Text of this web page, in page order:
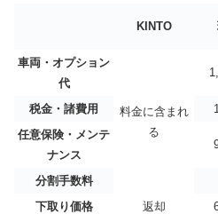
KINTO
車両・オプション
代
料金に含まれ
る
税金・諸費用
任意保険・メンテ
ナンス
分割手数料
下取り価格
返却